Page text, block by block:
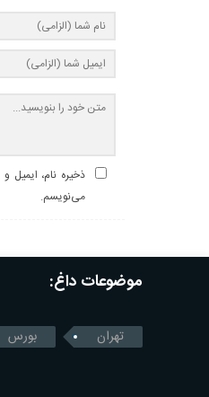
ذخیره نام، ایمیل
می‌نویسم.
موضوعات داغ:
تهران بورس